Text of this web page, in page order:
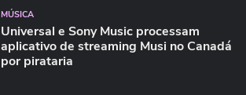
MÚSICA
Universal e Sony Music processam
aplicativo de streaming Musi no Canadá
por pirataria